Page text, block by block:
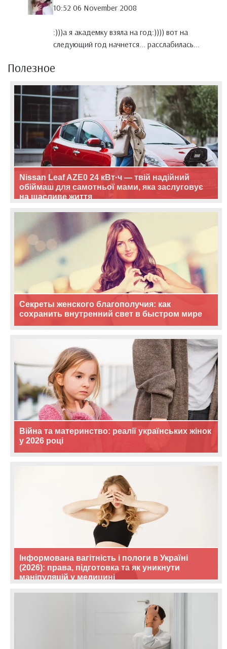
10:52 06 November 2008
:)))а я академку взяла на год:)))) вот на
следующий год начнется... расслабилась...
Полезное
Nissan Leaf AZE0 24 кВт·ч — твій надійний
обіймаш для самотньої мами, яка заслуговує
на щасливе життя
Секреты женского благополучия: как
сохранить внутренний свет в быстром мире
Війна та материнство: реалії українських жінок
у 2026 році
Інформована вагітність і пологи в Україні
(2026): права, підготовка та як уникнути
маніпуляцій у медицині